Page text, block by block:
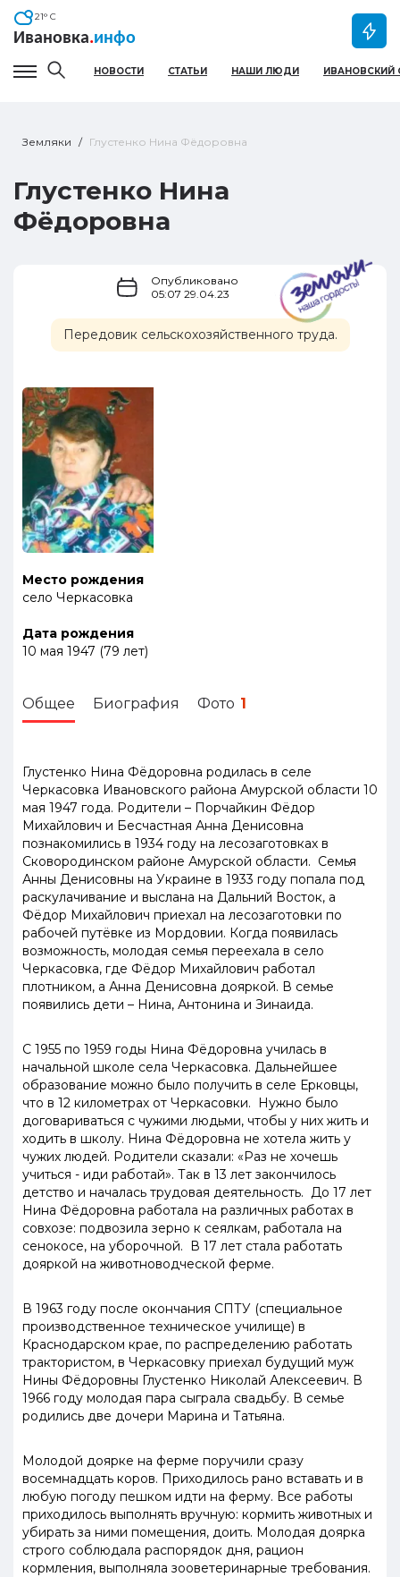
Ивановка.инфо
21° C
Гамбургер меню
НОВОСТИ СТАТЬИ НАШИ ЛЮДИ ИВАНОВСКИЙ
Земляки Глустенко Нина Фёдоровна
Глустенко Нина
Фёдоровна
Опубликовано
05:07 29.04.23
Передовик сельскохозяйственного труда.
Место рождения
село Черкасовка
Дата рождения
10 мая 1947 (79 лет)
Общее Биография Фото 1
Глустенко Нина Фёдоровна родилась в селе
Черкасовка Ивановского района Амурской области 10
мая 1947 года. Родители – Порчайкин Фёдор
Михайлович и Бесчастная Анна Денисовна
познакомились в 1934 году на лесозаготовках в
Сковородинском районе Амурской области. Семья
Анны Денисовны на Украине в 1933 году попала под
раскулачивание и выслана на Дальний Восток, а
Фёдор Михайлович приехал на лесозаготовки по
рабочей путёвке из Мордовии. Когда появилась
возможность, молодая семья переехала в село
Черкасовка, где Фёдор Михайлович работал
плотником, а Анна Денисовна дояркой. В семье
появились дети – Нина, Антонина и Зинаида.
С 1955 по 1959 годы Нина Фёдоровна училась в
начальной школе села Черкасовка. Дальнейшее
образование можно было получить в селе Ерковцы,
что в 12 километрах от Черкасовки. Нужно было
договариваться с чужими людьми, чтобы у них жить и
ходить в школу. Нина Фёдоровна не хотела жить у
чужих людей. Родители сказали: «Раз не хочешь
учиться - иди работай». Так в 13 лет закончилось
детство и началась трудовая деятельность. До 17 лет
Нина Фёдоровна работала на различных работах в
совхозе: подвозила зерно к сеялкам, работала на
сенокосе, на уборочной. В 17 лет стала работать
дояркой на животноводческой ферме.
В 1963 году после окончания СПТУ (специальное
производственное техническое училище) в
Краснодарском крае, по распределению работать
трактористом, в Черкасовку приехал будущий муж
Нины Фёдоровны Глустенко Николай Алексеевич. В
1966 году молодая пара сыграла свадьбу. В семье
родились две дочери Марина и Татьяна.
Молодой доярке на ферме поручили сразу
восемнадцать коров. Приходилось рано вставать и в
любую погоду пешком идти на ферму. Все работы
приходилось выполнять вручную: кормить животных и
убирать за ними помещения, доить. Молодая доярка
строго соблюдала распорядок дня, рацион
кормления, выполняла зооветеринарные требования.